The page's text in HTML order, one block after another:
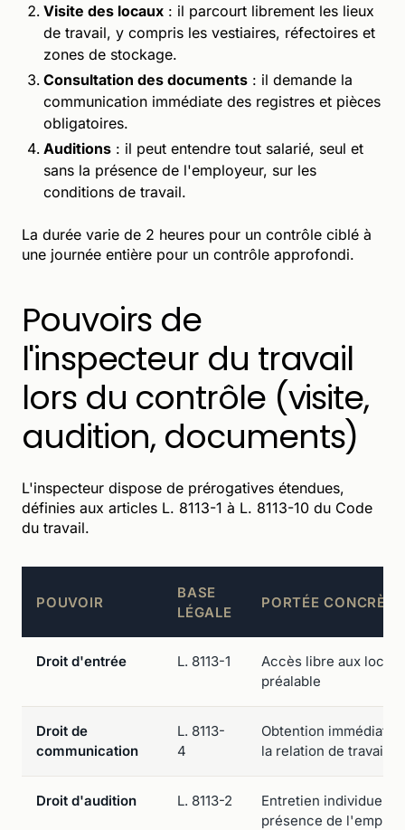
Visite des locaux : il parcourt librement les lieux
de travail, y compris les vestiaires, réfectoires et
zones de stockage.
Consultation des documents : il demande la
communication immédiate des registres et pièces
obligatoires.
Auditions : il peut entendre tout salarié, seul et
sans la présence de l'employeur, sur les
conditions de travail.
La durée varie de 2 heures pour un contrôle ciblé à
une journée entière pour un contrôle approfondi.
Pouvoirs de
l'inspecteur du travail
lors du contrôle (visite,
audition, documents)
L'inspecteur dispose de prérogatives étendues,
définies aux articles L. 8113-1 à L. 8113-10 du Code
du travail.
POUVOIR
BASE
LÉGALE
PORTÉE CONCRÈTE
Droit d'entrée L. 8113-1
Accès libre aux
préalable
Droit de
communication
L. 8113-
4
Obtention immédiate
la relation de travail
Droit d'audition L. 8113-2
Entretien individuel
présence de